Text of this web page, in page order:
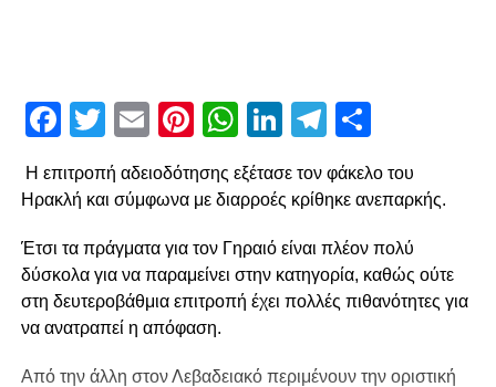
Facebook
Twitter
EmailPinterest
WhatsApp
LinkedIn
Telegram
Η επιτροπή αδειοδότησης εξέτασε τον φάκελο του
Ηρακλή και σύμφωνα με διαρροές κρίθηκε ανεπαρκής.
Έτσι τα πράγματα για τον Γηραιό είναι πλέον πολύ
δύσκολα για να παραμείνει στην κατηγορία, καθώς ούτε
στη δευτεροβάθμια επιτροπή έχει πολλές πιθανότητες για
να ανατραπεί η απόφαση.
Από την άλλη στον Λεβαδειακό περιμένουν την οριστική